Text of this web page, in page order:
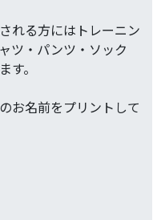
れる方にはトレーニン
ツ・パンツ・ソック
。
お名前をプリントして